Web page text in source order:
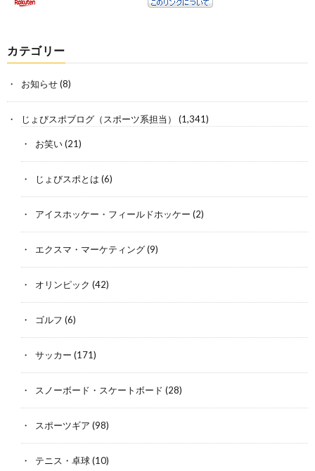
カテゴリー
お知らせ(8)
じょびスポブログ（スポーツ系担当） (1,341)
お笑い(21)
じょびスポとは (6)
アイスホッケー・フィールドホッケー (2)
エクスマ・マーケティング(9)
オリンピック (42)
ゴルフ (6)
サッカー (171)
スノーボード・スケートボード (28)
スポーツギア (98)
テニス・卓球(10)